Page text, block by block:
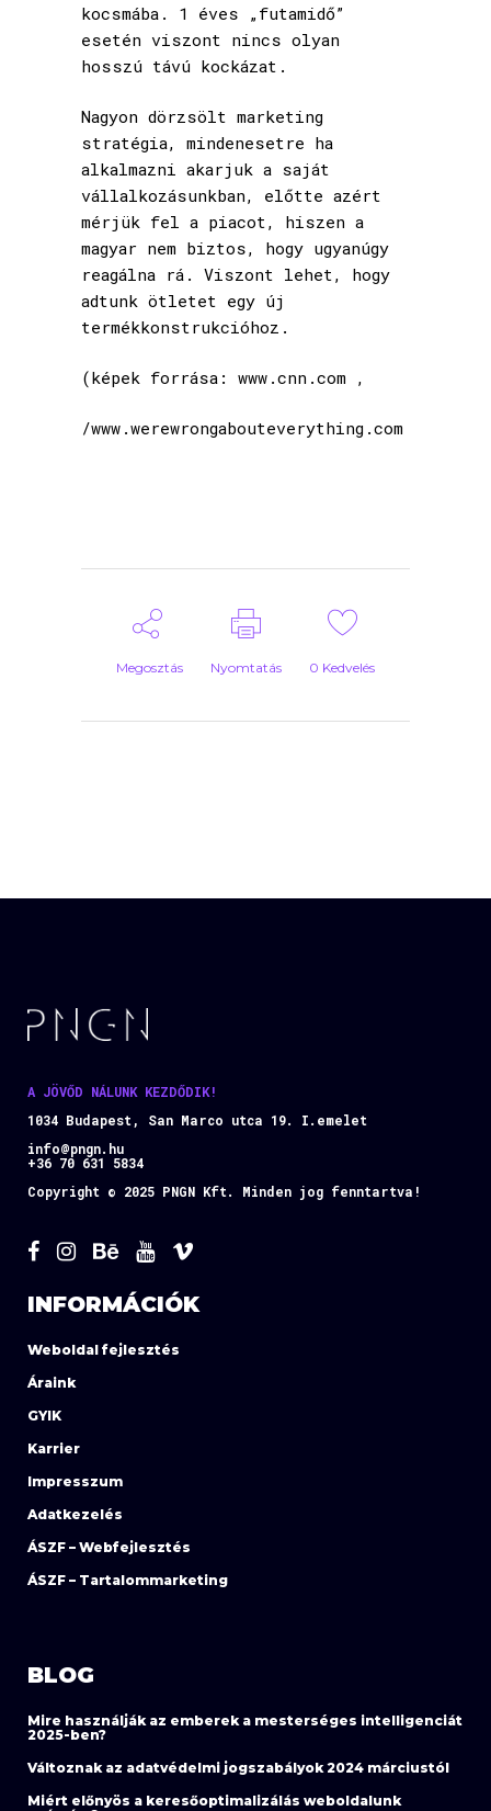
kocsmába. 1 éves „futamidő”
esetén viszont nincs olyan
hosszú távú kockázat.
Nagyon dörzsölt marketing
stratégia, mindenesetre ha
alkalmazni akarjuk a saját
vállalkozásunkban, előtte azért
mérjük fel a piacot, hiszen a
magyar nem biztos, hogy ugyanúgy
reagálna rá. Viszont lehet, hogy
adtunk ötletet egy új
termékkonstrukcióhoz.
(képek forrása: www.cnn.com ,
/www.werewrongabouteverything.com
Megosztás Nyomtatás 0 Kedvelés
A JÖVŐD NÁLUNK KEZDŐDIK!
1034 Budapest, San Marco utca 19. I.emelet
info@pngn.hu
+36 70 631 5834
Copyright © 2025 PNGN Kft. Minden jog fenntartva!
INFORMÁCIÓK
Weboldal fejlesztés
Áraink
GYIK
Karrier
Impresszum
Adatkezelés
ÁSZF – Webfejlesztés
ÁSZF – Tartalommarketing
BLOG
Mire használják az emberek a mesterséges intelligenciát
2025-ben?
Változnak az adatvédelmi jogszabályok 2024 márciustól
Miért előnyös a keresőoptimalizálás weboldalunk